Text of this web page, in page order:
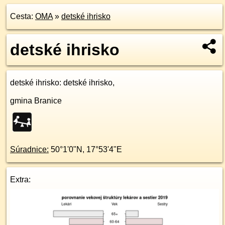
Cesta: OMA» detské ihrisko
detské ihrisko
detské ihrisko: detské ihrisko,
gmina Branice
Súradnice: 50°1'0"N , 17°53'4"E
Extra: